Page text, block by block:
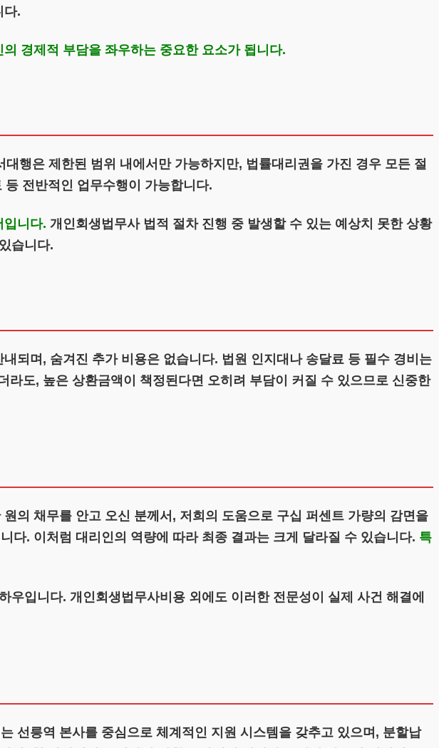
다.
경제적 부담을 좌우하는 중요한 요소가 됩니다.
행은 제한된 범위 내에서만 가능하지만, 법률대리권을 가진 경우 모든 절
전반적인 업무수행이 가능합니다.
입니다. 개인회생법무사 법적 절차 진행 중 발생할 수 있는 예상치 못한 상황
습니다.
되며, 숨겨진 추가 비용은 없습니다. 법원 인지대나 송달료 등 필수 경비는
도, 높은 상환금액이 책정된다면 오히려 부담이 커질 수 있으므로 신중한
의 채무를 안고 오신 분께서, 저희의 도움으로 구십 퍼센트 가량의 감면을
다. 이처럼 대리인의 역량에 따라 최종 결과는 크게 달라질 수 있습니다. 특
입니다. 개인회생법무사비용 외에도 이러한 전문성이 실제 사건 해결에
선릉역 본사를 중심으로 체계적인 지원 시스템을 갖추고 있으며, 분할납